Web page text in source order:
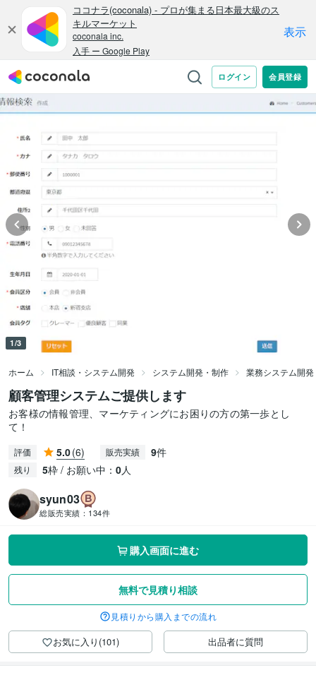
1/3
ホーム IT相談・システム開発 システム開発・制作 業務システム開発
顧客管理システムご提供します
お客様の情報管理、マーケティングにお困りの方の第一歩とし
て！
評価 5.0(6) 販売実績 9件
残り 5枠 / お願い中： 0人
syun03
総販売実績： 134件
購入画面に進む
無料で見積り相談
見積りから購入までの流れ
お気に入り(101) 出品者に質問